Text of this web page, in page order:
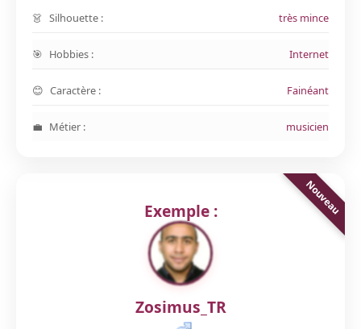
Silhouette : très mince
Hobbies : Internet
Caractère : Fainéant
Métier : musicien
Exemple :
Zosimus_TR